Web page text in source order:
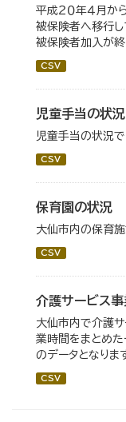
平成２０年４月か
被保険者へ移行し
被保険者加入が終
CSV
児童手当の状況
児童手当の状況で
CSV
保育園の状況
大仙市内の保育施
CSV
介護サービス
大仙市内で介護
業時間をまとめた
のデータとなります
CSV